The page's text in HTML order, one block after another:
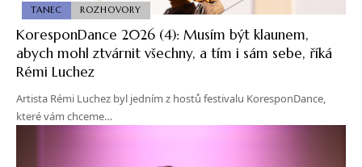
TANEC ROZHOVORY
KoresponDance 2026 (4): Musím být klaunem,
abych mohl ztvárnit všechny, a tím i sám sebe, říká
Rémi Luchez
Artista Rémi Luchez byl jedním z hostů festivalu KoresponDance,
které vám chceme…